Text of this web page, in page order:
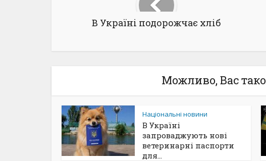
В Україні подорожчає хліб
Можливо, Вас
Національні новини
В Україні
запроваджують нові
ветеринарні паспорти
для...